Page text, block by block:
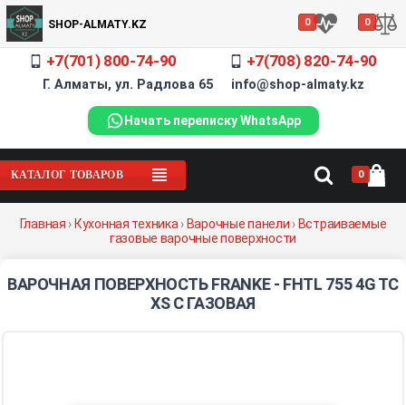
SHOP-ALMATY.KZ 0 0
+7(701) 800-74-90 +7(708) 820-74-90
Г. Алматы, ул. Радлова 65 info@shop-almaty.kz
Начать переписку WhatsApp
КАТАЛОГ ТОВАРОВ 0
Главная ›Кухонная техника ›Варочные панели ›Встраиваемые
газовые варочные поверхности
ВАРОЧНАЯ ПОВЕРХНОСТЬ FRANKE - FHTL 755 4G TC
XS C ГАЗОВАЯ